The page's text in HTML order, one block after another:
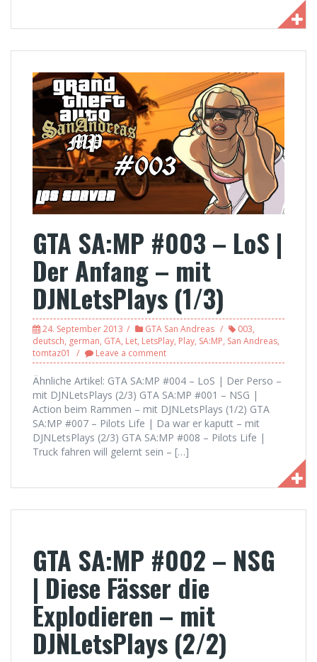
GTA SA:MP #003 – LoS |
Der Anfang – mit
DJNLetsPlays (1/3)
24. September 2013 GTA San Andreas 003,
deutsch, german, GTA, Let, LetsPlay, Play, SA:MP, San Andreas,
tomtaz01
Leave a comment
Ähnliche Artikel: GTA SA:MP #004 – LoS | Der Perso –
mit DJNLetsPlays (2/3) GTA SA:MP #001 – NSG |
Action beim Rammen – mit DJNLetsPlays (1/2) GTA
SA:MP #007 – Pilots Life | Da war er kaputt – mit
DJNLetsPlays (2/3) GTA SA:MP #008 – Pilots Life |
Truck fahren will gelernt sein – […]
GTA SA:MP #002 – NSG
| Diese Fässer die
Explodieren – mit
DJNLetsPlays (2/2)